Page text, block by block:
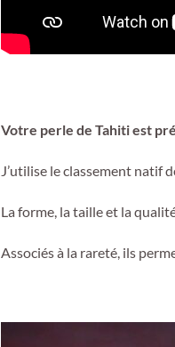
Votre perle de Tahiti est
J’utilise le classement natif
La forme, la taille et la
Associés à la rareté, ils